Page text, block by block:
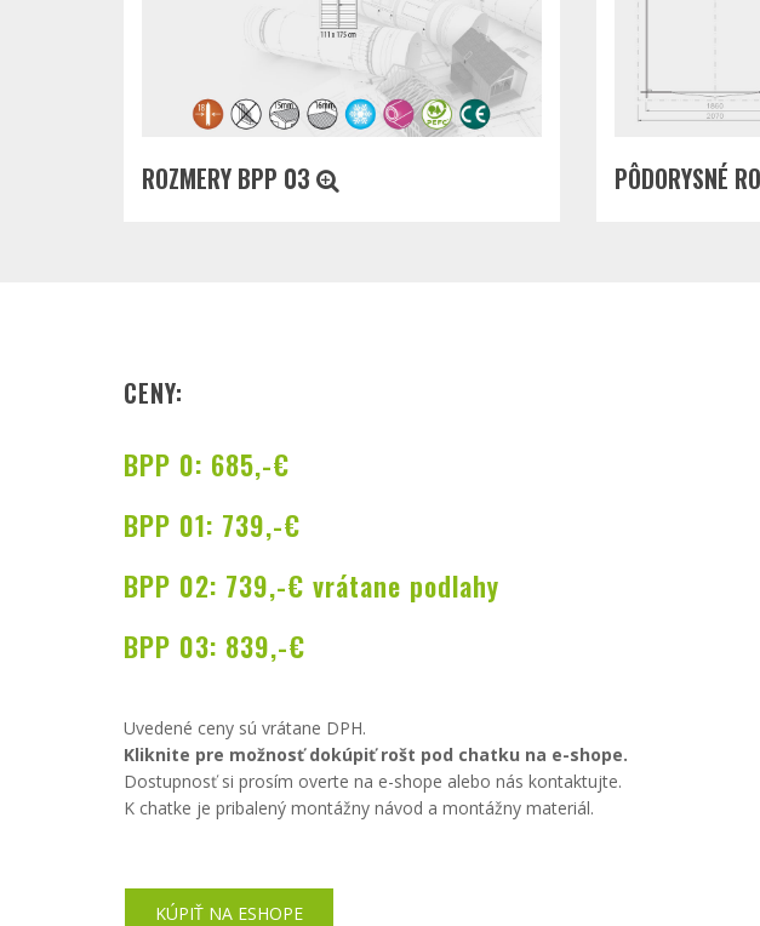
ROZMERY BPP 03 PÔDORYSNÉ
CENY:
BPP 0: 685,-€
BPP 01: 739,-€
BPP 02: 739,-€ vrátane podlahy
BPP 03: 839,-€
Uvedené ceny sú vrátane DPH.
Kliknite pre možnosť dokúpiť rošt pod chatku na e-shope.
Dostupnosť si prosím overte na e-shope alebo nás kontaktujte.
K chatke je pribalený montážny návod a montážny materiál.
KÚPIŤ NA ESHOPE